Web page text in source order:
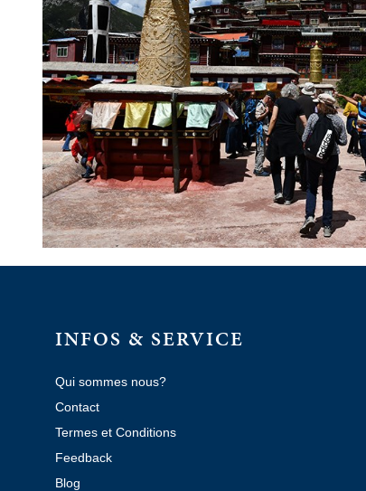
INFOS & SERVICE
Qui sommes nous?
Contact
Termes et Conditions
Feedback
Blog